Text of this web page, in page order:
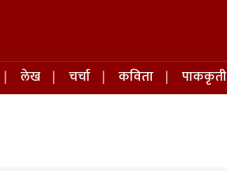
लेख चर्चा कविता पाककृती